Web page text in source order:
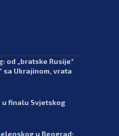
od „bratske Rusije“
sa Ukrajinom, vrata
u finalu Svjetskog
u Beograd: